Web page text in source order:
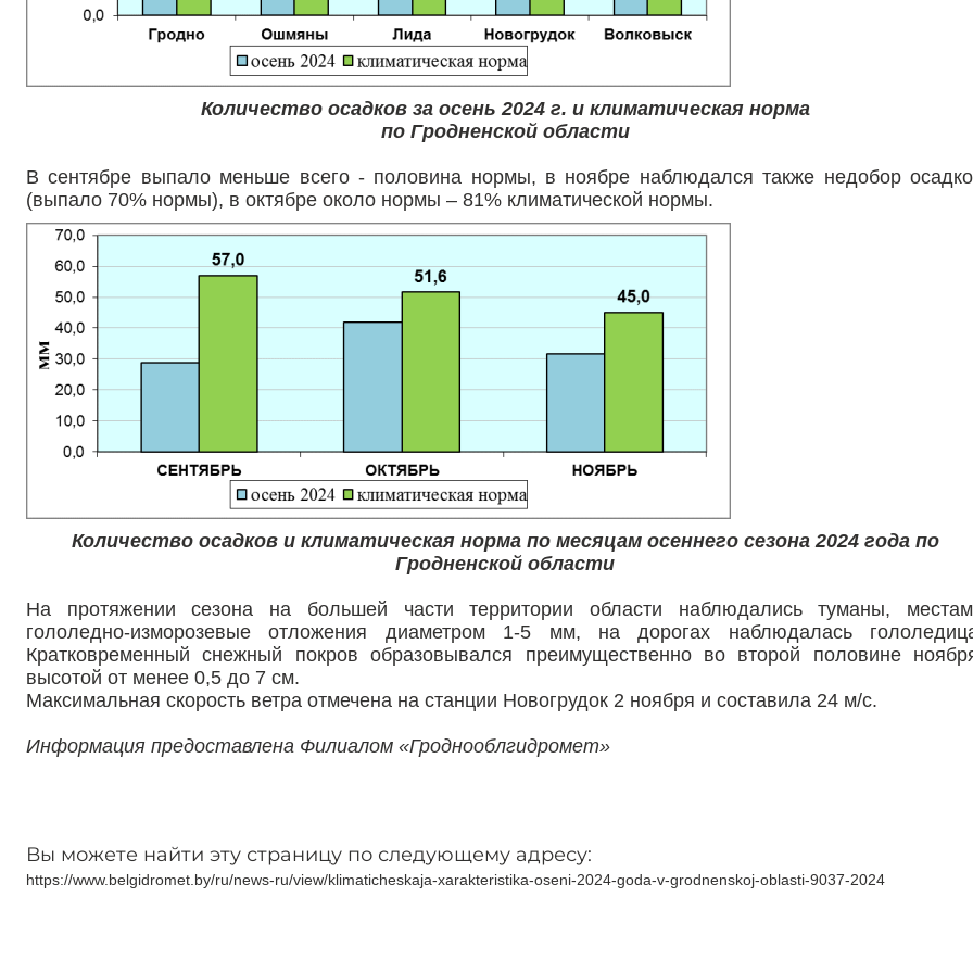
Количество осадков за осень 2024 г. и климатическая норма
по Гродненской области
В сентябре выпало меньше всего - половина нормы, в ноябре наблюдался также недобор
(выпало 70% нормы), в октябре около нормы – 81% климатической нормы.
Количество осадков и климатическая норма по месяцам осеннего сезона 2024 года по
Гродненской области
На протяжении сезона на большей части территории области наблюдались туманы,
гололедно-изморозевые отложения диаметром 1-5 мм, на дорогах наблюдалась
Кратковременный снежный покров образовывался преимущественно во второй половине
высотой от менее 0,5 до 7 см.
Максимальная скорость ветра отмечена на станции Новогрудок 2 ноября и составила 24 м/с.
Информация предоставлена Филиалом «Гроднооблгидромет»
Вы можете найти эту страницу по следующему адресу:
https://www.belgidromet.by/ru/news-ru/view/klimaticheskaja-xarakteristika-oseni-2024-goda-v-grodnenskoj-oblasti-9037-2024